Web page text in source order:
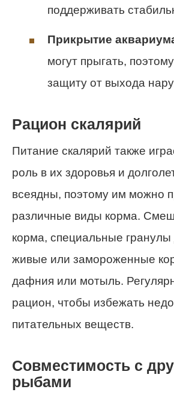
поддерживать
Прикрытие
могут прыгать,
защиту от выхода
Рацион скалярий
Питание скалярий также
роль в их здоровья и
всеядны, поэтому им можно
различные виды корма.
корма, специальные гранулы
живые или замороженные
дафния или мотыль.
рацион, чтобы избежать
питательных веществ.
Совместимость с
рыбами